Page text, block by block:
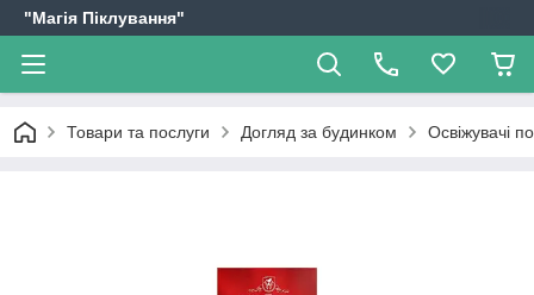
"Магія Піклування"
Товари та послуги Догляд за будинком Освіжувачі